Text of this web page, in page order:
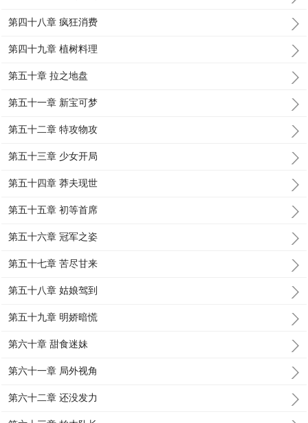
第四十八章 疯狂消费
第四十九章 植树料理
第五十章 拉之地盘
第五十一章 新宝可梦
第五十二章 特攻物攻
第五十三章 少女开局
第五十四章 莽夫现世
第五十五章 初等首席
第五十六章 冠军之姿
第五十七章 苦尽甘来
第五十八章 姑娘驾到
第五十九章 明娇暗慌
第六十章 甜食迷妹
第六十一章 局外视角
第六十二章 还没发力